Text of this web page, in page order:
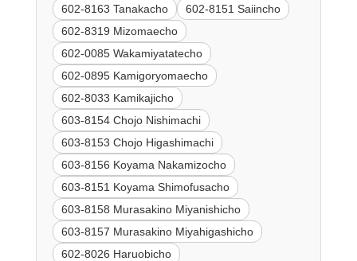
602-8163 Tanakacho
602-8151 Saiincho
602-8319 Mizomaecho
602-0085 Wakamiyatatecho
602-0895 Kamigoryomaecho
602-8033 Kamikajicho
603-8154 Chojo Nishimachi
603-8153 Chojo Higashimachi
603-8156 Koyama Nakamizocho
603-8151 Koyama Shimofusacho
603-8158 Murasakino Miyanishicho
603-8157 Murasakino Miyahigashicho
602-8026 Haruobicho